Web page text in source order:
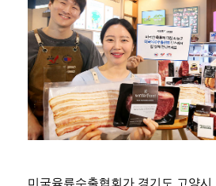
미국육류수출협회가 경기도 고양시